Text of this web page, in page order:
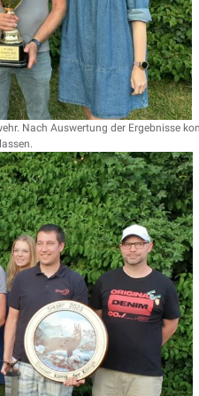
Nach Auswertung der Ergebnisse